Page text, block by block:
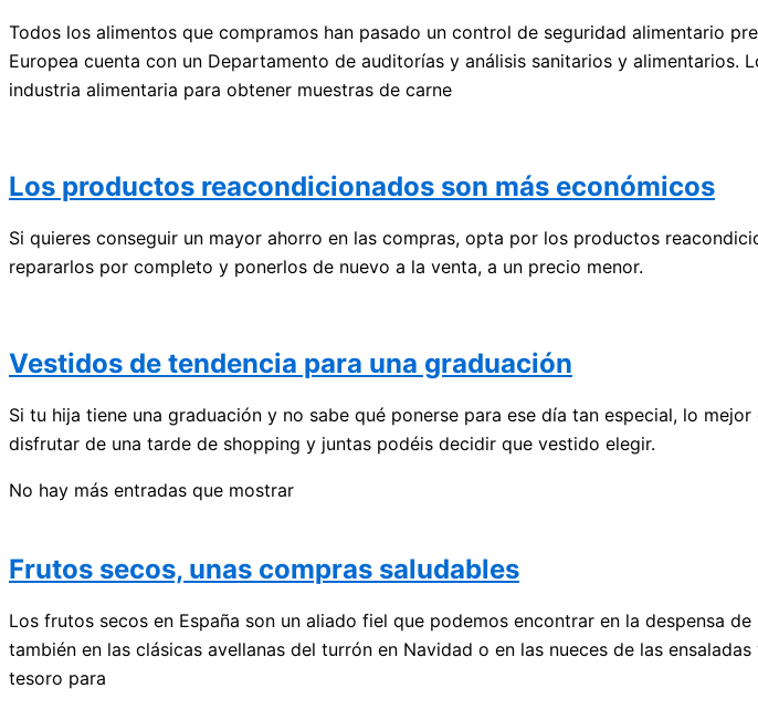
Todos los alimentos que compramos han pasado un control de seguridad alimentario
Europea cuenta con un Departamento de auditorías y análisis sanitarios y alimentarios.
industria alimentaria para obtener muestras de carne
Los productos reacondicionados son más económicos
Si quieres conseguir un mayor ahorro en las compras, opta por los productos
repararlos por completo y ponerlos de nuevo a la venta, a un precio menor.
Vestidos de tendencia para una graduación
Si tu hija tiene una graduación y no sabe qué ponerse para ese día tan especial, lo
disfrutar de una tarde de shopping y juntas podéis decidir que vestido elegir.
No hay más entradas que mostrar
Frutos secos, unas compras saludables
Los frutos secos en España son un aliado fiel que podemos encontrar en la despensa
también en las clásicas avellanas del turrón en Navidad o en las nueces de las
tesoro para